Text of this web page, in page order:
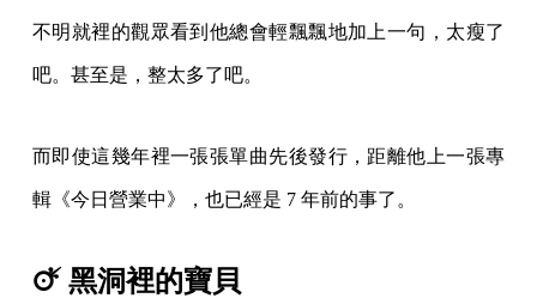
不明就裡的觀眾看到他總會輕飄飄地加上一句，太瘦了
吧。甚至是，整太多了吧。
而即使這幾年裡一張張單曲先後發行，距離他上一張專
輯《今日營業中》，也已經是 7 年前的事了。
🜚 黑洞裡的寶貝